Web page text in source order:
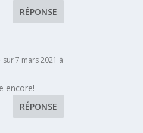
RÉPONSE
sur 7 mars 2021 à
encore!
RÉPONSE